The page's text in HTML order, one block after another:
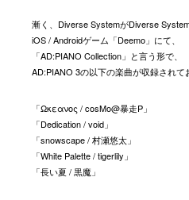
漸く、Diverse SystemがDiverse
iOS / Androidゲーム「Deemo」にて、
「AD:PIANO Collection」と言う形で、
AD:PIANO 3の以下の楽曲が収録されて
「Ωκεανος / cosMo@暴走P」
「Dedication / void」
「snowscape / 村瀬悠太」
「White Palette / tigerlily」
「長い夏 / 黒魔」